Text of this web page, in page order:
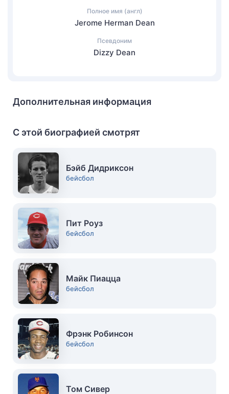
Полное имя (англ)
Jerome Herman Dean
Псевдоним
Dizzy Dean
Дополнительная информация
С этой биографией смотрят
Бэйб Дидриксон
бейсбол
Пит Роуз
бейсбол
Майк Пиацца
бейсбол
Фрэнк Робинсон
бейсбол
Том Сивер